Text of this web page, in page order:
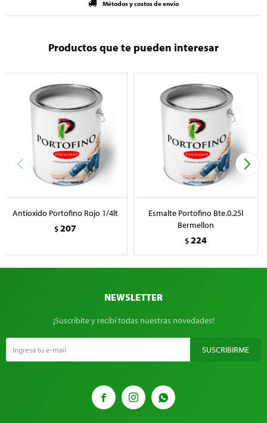
Métodos y costos de envío
Productos que te pueden interesar
Antioxido Portofino Rojo 1/4lt
$207
Esmalte Portofino Bte.0.25l
Bermellon
$224
  
NEWSLETTER
¡Suscribite y recibí todas nuestras novedades!
SUSCRIBIRME